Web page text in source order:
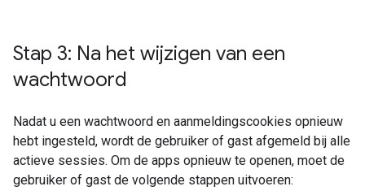
Stap 3: Na het wijzigen van een
wachtwoord
Nadat u een wachtwoord en aanmeldingscookies opnieuw
hebt ingesteld, wordt de gebruiker of gast afgemeld bij alle
actieve sessies. Om de apps opnieuw te openen, moet de
gebruiker of gast de volgende stappen uitvoeren: